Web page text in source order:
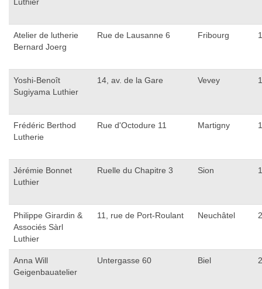
Atelier de lutherie
Bernard Joerg
Rue de Lausanne 6 Fribourg
Yoshi-Benoît
Sugiyama Luthier
14, av. de la Gare Vevey
Frédéric Berthod
Lutherie
Rue d'Octodure 11 Martigny
Jérémie Bonnet
Luthier
Ruelle du Chapitre 3 Sion
Philippe Girardin &
Associés Sàrl
Luthier
11, rue de Port-Roulant Neuchâtel
Anna Will
Geigenbauatelier
Untergasse 60 Biel